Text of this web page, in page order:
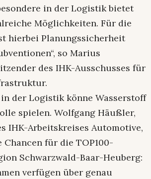
in der Logistik bietet
Möglichkeiten. Für die
hierbei Planungssicherheit
so Marius
des IHK-Ausschusses für
der Logistik könne Wasserstoff
spielen. Wolfgang Häußler,
IHK-Arbeitskreises Automotive,
für die TOP100-
Schwarzwald-Baar-Heuberg:
verfügen über genau